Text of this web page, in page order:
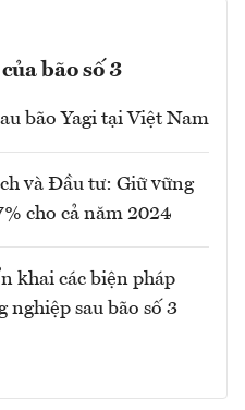
bão số 3
bão Yagi tại Việt Nam
và Đầu tư: Giữ vững
cho cả năm 2024
khai các biện pháp
nghiệp sau bão số 3